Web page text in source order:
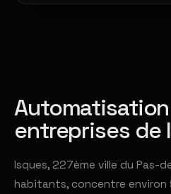
entreprises de
Isques, 227ème ville du Pas-
habitants, concentre environ